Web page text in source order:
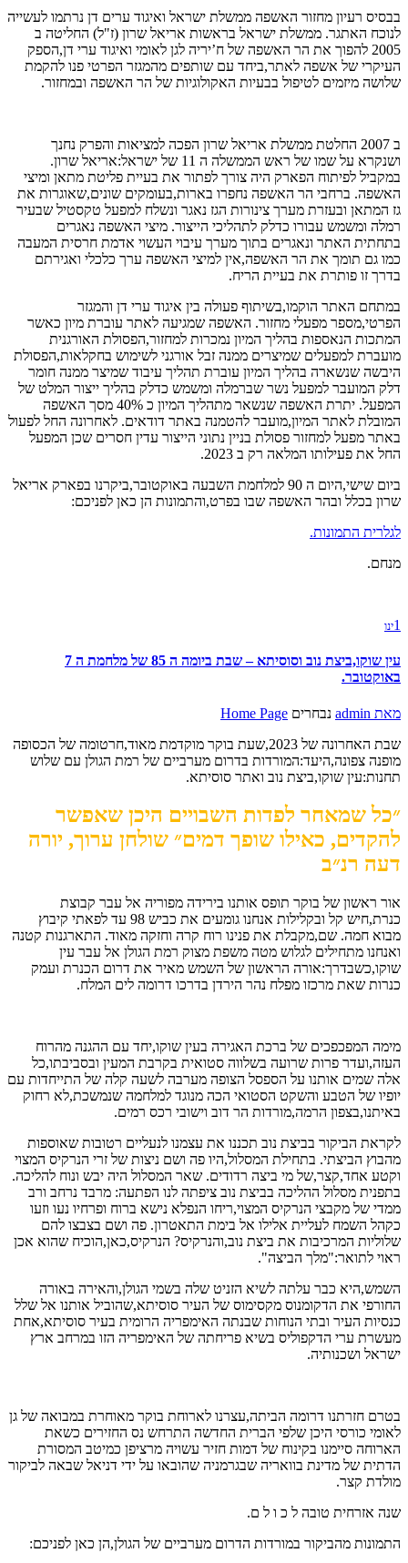
בבסיס רעיון מחזור האשפה ממשלת ישראל ואיגוד ערים דן נרתמו לעשייה
לנוכח האתגר. ממשלת ישראל בראשות אריאל שרון (ז"ל) החליטה ב
2005 להפוך את הר האשפה של ח’יריה לגן לאומי ואיגוד ערי דן,הספק
העיקרי של אשפה לאתר,ביחד עם שותפים מהמגזר הפרטי פנו להקמת
שלושה מיזמים לטיפול בבעיות האקולוגיות של הר האשפה ובמחזור.
ב 2007 החלטת ממשלת אריאל שרון הפכה למציאות והפרק נחנך
ושנקרא על שמו של ראש הממשלה ה 11 של ישראל:אריאל שרון.
במקביל לפיתוח הפארק היה צורך לפתור את בעיית פליטת מתאן ומיצי
האשפה. ברחבי הר האשפה נחפרו בארות,בעומקים שונים,שאוגרות את
גז המתאן ובעזרת מערך צינורות הגז נאגר ונשלח למפעל טקסטיל שבעיר
רמלה ומשמש עבורו כדלק לתהליכי הייצור. מיצי האשפה נאגרים
בתחתית האתר ונאגרים בתוך מערך עיבוי העשוי אדמת חרסית המעבה
כמו גם תומך את הר האשפה,אין למיצי האשפה ערך כלכלי ואגירתם
בדרך זו פותרת את בעיית הריח.
במתחם האתר הוקמו,בשיתוף פעולה בין איגוד ערי דן והמגזר
הפרטי,מספר מפעלי מחזור. האשפה שמגיעה לאתר עוברת מיון כאשר
המתכות הנאספות בהליך המיון נמכרות למחזור,הפסולת האורגנית
מועברת למפעלים שמיצרים ממנה זבל אורגני לשימוש בחקלאות,הפסולת
היבשה שנשארה בהליך המיון עוברת תהליך עיבוד שמיצר ממנה חומר
דלק המועבר למפעל נשר שברמלה ומשמש כדלק בהליך ייצור המלט של
המפעל. יתרת האשפה שנשאר מתהליך המיון כ 40% מסך האשפה
המובלת לאתר המיון,מועבר להטמנה באתר דודאים. לאחרונה החל לפעול
באתר מפעל למחזור פסולת בניין נתוני הייצור עדין חסרים שכן המפעל
החל את פעילותו המלאה רק ב 2023.
ביום שישי,היום ה 90 למלחמת השבעה באוקטובר,ביקרנו בפארק אריאל
שרון בכלל ובהר האשפה שבו בפרט,והתמונות הן כאן לפניכם:
לגלרית התמונות.
מנחם.
1ינו
עין שוקו,ביצת נוב וסוסיתא – שבת ביומה ה 85 של מלחמת ה 7
באוקטובר.
מאת admin נבחרים Home Page
שבת האחרונה של 2023,שעת בוקר מוקדמת מאוד,חרטומה של הכסופה
מופנה צפונה,היעד:המורדות בדרום מערביים של רמת הגולן עם שלוש
תחנות:עין שוקו,ביצת נוב ואתר סוסיתא.
״כל שמאחר לפדות השבויים היכן שאפשר
להקדים, כאילו שופך דמים״ שולחן ערוך, יורה
דעה רנ״ב
אור ראשון של בוקר תופס אותנו בירידה מפוריה אל עבר קבוצת
כנרת,חיש קל ובקלילות אנחנו גומעים את כביש 98 עד לפאתי קיבוץ
מבוא חמה. שם,מקבלת את פנינו רוח קרה וחזקה מאוד. התארגנות קטנה
ואנחנו מתחילים לגלוש מטה משפת מצוק רמת הגולן אל עבר עין
שוקו,כשבדרך:אורה הראשון של השמש מאיר את דרום הכנרת ועמק
כנרות שאת מרכזו מפלח נהר הירדן בדרכו דרומה לים המלח.
מימה המפכפכים של ברכת האגירה בעין שוקו,יחד עם ההגנה מהרוח
העזה,ועדר פרות שרועה בשלווה סטואית בקרבת המעין ובסביבתו,כל
אלה שמים אותנו על הספסל הצופה מערבה לשעה קלה של התייחדות עם
יופיו של הטבע והשקט הסטואי הכה מנוגד למלחמה שנמשכת,לא רחוק
באיתנו,בצפון הרמה,מורדות הר דוב וישובי רכס רמים.
לקראת הביקור בביצת נוב תכננו את עצמנו לנעליים רטובות שאוספות
מהבוץ הביצתי. בתחילת המסלול,היו פה ושם ניצות של זרי הנרקיס המצוי
וקטע אחד,קצר,של מי ביצה רדודים. שאר המסלול היה יבש ונוח להליכה.
בתפנית מסלול ההליכה בביצת נוב ציפתה לנו הפתעה: מרבד נרחב ורב
ממדי של מקבצי הנרקיס המצוי,ריחו הנפלא נישא ברוח ופרחיו נעו וזעו
כקהל השמח לעליית אלילו אל בימת התאטרון. פה ושם בצבצו להם
שלוליות המרכיבות את ביצת נוב,והנרקיס? הנרקיס,כאן,הוכיח שהוא אכן
ראוי לתואר:"מלך הביצה".
השמש,היא כבר עלתה לשיא הזניט שלה בשמי הגולן,והאירה באורה
החורפי את הדקומנוס מקסימוס של העיר סוסיתא,שהוביל אותנו אל שלל
כנסיות העיר ובתי הנוחות שבנתה האימפריה הרומית בעיר סוסיתא,אחת
מעשרת ערי הדקפוליס בשיא פריחתה של האימפריה הזו במרחב ארץ
ישראל ושכנותיה.
בטרם חזרתנו דרומה הביתה,עצרנו לארוחת בוקר מאוחרת במבואה של גן
לאומי כורסי היכן שלפי הברית החדשה התרחש נס החזירים כשאת
הארוחה סיימנו בקינוח של דמות חזיר עשויה מרציפן כמיטב המסורת
הדתית של מדינת בוואריה שבגרמניה שהובאו על ידי דניאל שבאה לביקור
מולדת קצר.
שנה אזרחית טובה ל כ ו ל ם.
התמונות מהביקור במורדות הדרום מערביים של הגולן,הן כאן לפניכם: